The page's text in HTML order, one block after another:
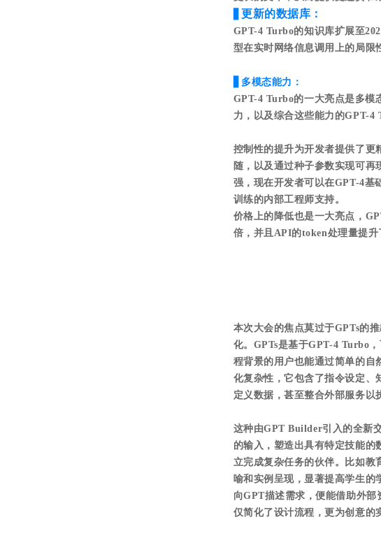
更新的数据库：
GPT-4 Turbo的知识库扩展至
型在实时网络信息调用上的局限
多模态能力：
GPT-4 Turbo的一大亮点是多模
力，以及综合这些能力的GPT-4
控制性的提升为开发者提供了
随，以及通过种子参数实现可
强，现在开发者可以在GPT-4基
训练的内部工程师支持。
价格上的降低也是一大亮点，
倍，并且API的token处理量提升
本次大会的焦点莫过于GPTs的
化。GPTs是基于GPT-4 Turbo
程背景的用户也能通过简单的
化复杂性，它包含了指令设定、
定义数据，甚至整合外部服务以
这种由GPT Builder引入的全新
的输入，塑造出具有特定技能
立完成复杂任务的伙伴。比如教
喻和实例呈现，显著提高学生的
向GPT描述需求，便能借助外
仅简化了设计流程，更为创意的